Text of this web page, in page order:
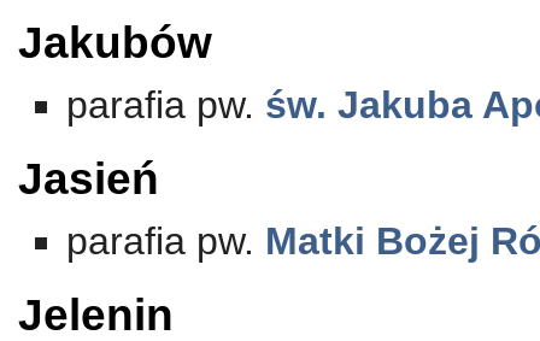
Jakubów
parafia pw. św. Jakuba
Jasień
parafia pw. Matki Bożej
Jelenin